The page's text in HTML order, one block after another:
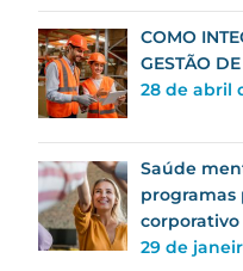
COMO
GESTÃO
28 de abril
Saúde
programas
corporativo
29 de